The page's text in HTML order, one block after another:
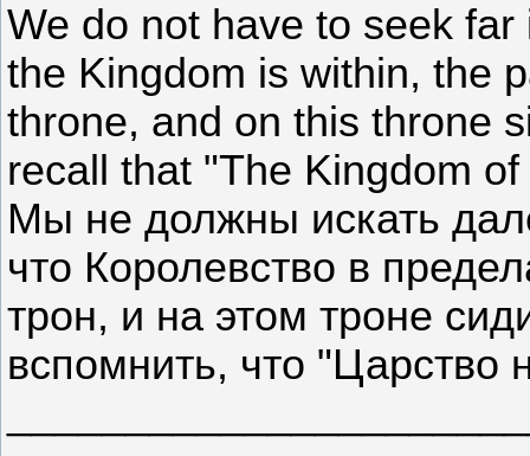
We do not have to seek
the Kingdom is within, the
throne, and on this throne
recall that "The Kingdom
Мы не должны искать
что Королевство в
трон, и на этом троне
вспомнить, что "Царство